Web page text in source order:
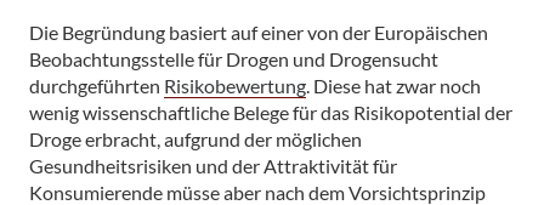
Die Begründung basiert auf einer von der Europäischen
Beobachtungsstelle für Drogen und Drogensucht
durchgeführten Risikobewertung. Diese hat zwar noch
wenig wissenschaftliche Belege für das Risikopotential der
Droge erbracht, aufgrund der möglichen
Gesundheitsrisiken und der Attraktivität für
Konsumierende müsse aber nach dem Vorsichtsprinzip